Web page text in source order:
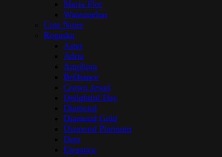
Maria Flor
Watermelon
Cote Noire
Rogaska
Aster
Adria
Amphora
Brilliance
Crown Jewel
Delightful Day
Diamond
Diamond Gold
Diamond Platinum
Dots
Elegance